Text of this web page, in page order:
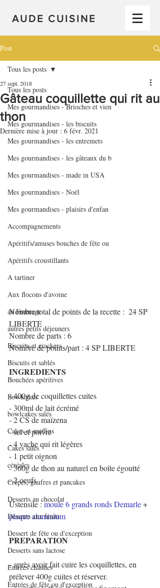
AUDE CUISINE
Post
Tous les posts
Mes gourmandises - Brioches et vien
Mes gourmandises - les biscuits
Mes gourmandises - les entremets
Mes gourmandises - les gâteaux du b
Mes gourmandises - made in USA
Mes gourmandises - Noël
Mes gourmandises - plaisirs d'enfan
Accompagnements
Apéritifs/amuses bouches de fête ou
Apéritifs croustillants
A tartiner
Aux flocons d'avoine
au Fromage
autres petits déjeuners
Biscuits et crackers
Biscuits et sablés
Bouchées apéritives
Bowlcakes
bowlcakes salés
Cakes et muffins
Cakes salés
céréales
Crêpes, gaufres et pancakes
Desserts au chocolat
Desserts aux fruits
Dessert de fête ou d'exception
Desserts sans lactose
Entrées chaudes
Entrées de fête ou d'exception
Tous les posts
Gâteau coquillette qui rit au
thon
27 sept. 2018
Dernière mise à jour : 6 févr. 2021
Nombre total de points de la recette :  24 SP
LIBERTE
Nombre de parts : 6
Nombre de points/part : 4 SP LIBERTE
INGREDIENTS
- 400g de coquillettes cuites
- 300ml de lait écrémé
- 2 CS de maïzena
- sel et poivre
- 4 vache qui rit légères
- 1 petit oignon
- 360g de thon au naturel en boîte égoutté
- 2 oeufs
Ustensile : moule 6 grands ronds Demarle +
plaque aluminium
PREPARATION
- après avoir fait cuire les coquillettes, en
prélever 400g cuites et réserver.